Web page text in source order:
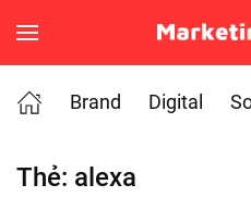
Skip to main content
Brand
Digital
Thẻ: alexa